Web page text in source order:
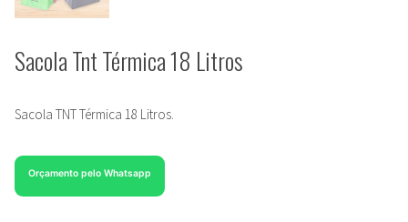
Sacola Tnt Térmica 18 Litros
Sacola TNT Térmica 18 Litros.
Orçamento pelo Whatsapp